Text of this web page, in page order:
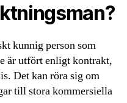
kunnig person som
är utfört enligt kontrakt,
Det kan röra sig om
till stora kommersiella